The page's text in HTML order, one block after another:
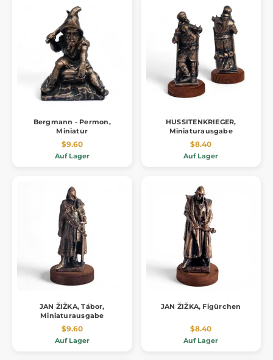
Bergmann - Permon,
Miniatur
$9.60
Auf Lager
HUSSITENKRIEGER,
Miniaturausgabe
$8.40
Auf Lager
JAN ŽIŽKA, Tábor,
Miniaturausgabe
$9.60
Auf Lager
JAN ŽIŽKA, Figürchen
$8.40
Auf Lager